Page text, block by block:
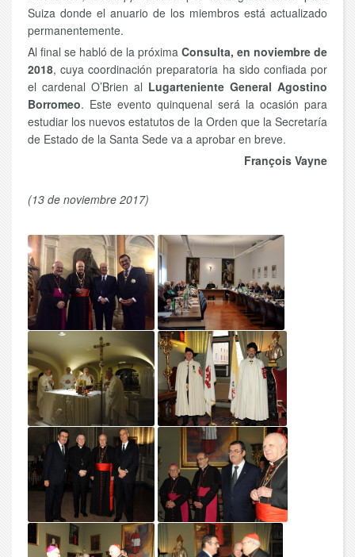
Suiza donde el anuario de los miembros está actualizado
permanentemente.
Al final se habló de la próxima Consulta, en noviembre de
2018, cuya coordinación preparatoria ha sido confiada por
el cardenal O’Brien al Lugarteniente General Agostino
Borromeo. Este evento quinquenal será la ocasión para
estudiar los nuevos estatutos de la Orden que la Secretaría
de Estado de la Santa Sede va a aprobar en breve.
François Vayne
(13 de noviembre 2017)